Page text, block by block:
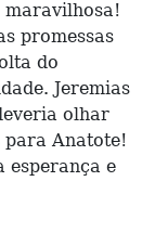
maravilhosa!
promessas
do
Jeremias
olhar
para Anatote!
esperança e